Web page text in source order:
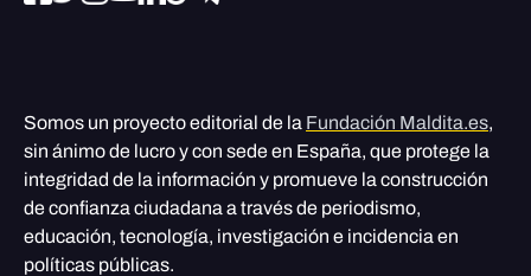
Somos un proyecto editorial de la Fundación Maldita.es,
sin ánimo de lucro y con sede en España, que protege la
integridad de la información y promueve la construcción
de confianza ciudadana a través de periodismo,
educación, tecnología, investigación e incidencia en
políticas públicas.